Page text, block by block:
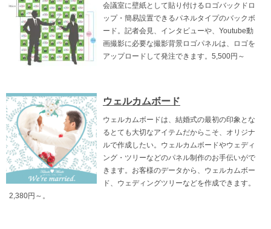
会議室に壁紙として貼り付けるロゴバックドロ
ップ・簡易設置できるパネルタイプのバックボ
ード。記者会見、インタビューや、Youtube動
画撮影に必要な撮影背景ロゴパネルは、ロゴを
アップロードして発注できます。5,500円～
ウェルカムボード
ウェルカムボードは、結婚式の最初の印象とな
るとても大切なアイテムだからこそ、オリジナ
ルで作成したい。ウェルカムボードやウェディ
ング・ツリーなどのパネル制作のお手伝いがで
きます。お客様のデータから、ウェルカムボー
ド、ウェディングツリーなどを作成できます。
2,380円～。